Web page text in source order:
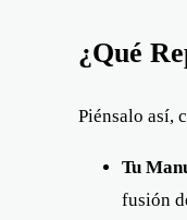
¿Qué
Piénsalo así,
Tu
fusión